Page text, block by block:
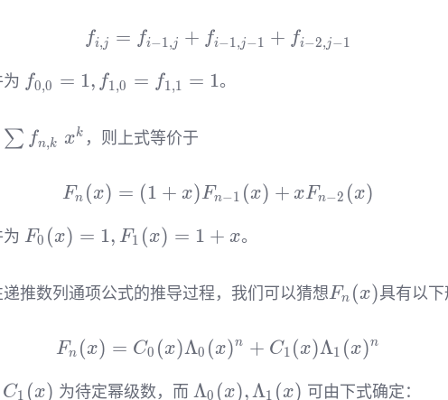
f_{i,j}=f_{i-1,j}+f_{i-1,j-
fi,j = fi−1 ,j + fi−1 ,j−1 + fi−2,j−1
f_{0,
f0,0 = 1, f1 ,0 = f1 ,1 = 1。
∑ fn,k xk ，则上式等价于
F_n(x)=(1+x)F_{n-
Fn (x) = (1 + x)Fn−1 (x) + xFn−2 (x)
为F_0(x)=1,F_1(x)=1+x
F0 (x) = 1, F1 (x) = 1 + x。
推数列通项公式的推导过程，我们可以猜想F_n(x)
Fn (x)具有以下
Fn (x) = C0 (x)Λ0 (x)n + C1 (x)Λ1 (x)n
C1 (x) 为待定幂级数，而 \Lambda_0(x),\Lambda_1(x)
Λ0 (x),Λ1 (x) 可由下式确定：